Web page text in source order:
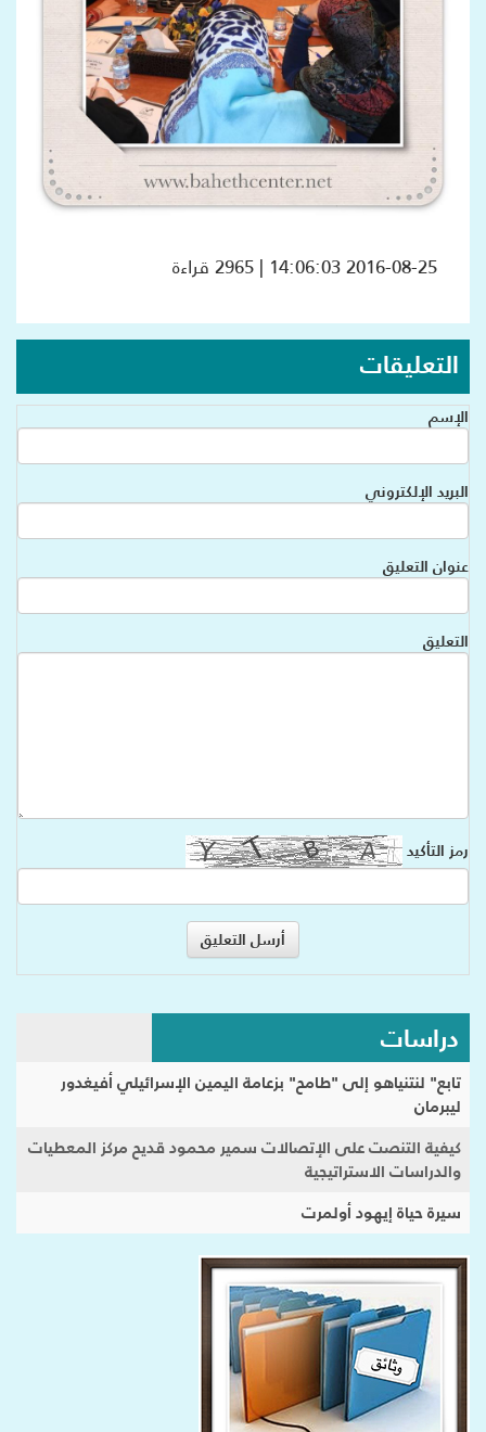
2016-08-25 14:06:03 | 2965 قراءة
التعليقات
الإسم
البريد الإلكتروني
عنوان التعليق
التعليق
رمز التأكيد
دراسات
تابع" لنتنياهو إلى "طامح" بزعامة اليمين الإسرائيلي أفيغدور
ليبرمان
كيفية التنصت على الإتصالات سمير محمود قديح مركز المعطيات
والدراسات الاستراتيجية
سيرة حياة إيهود أولمرت